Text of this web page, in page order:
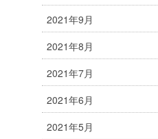
2021年9月
2021年8月
2021年7月
2021年6月
2021年5月